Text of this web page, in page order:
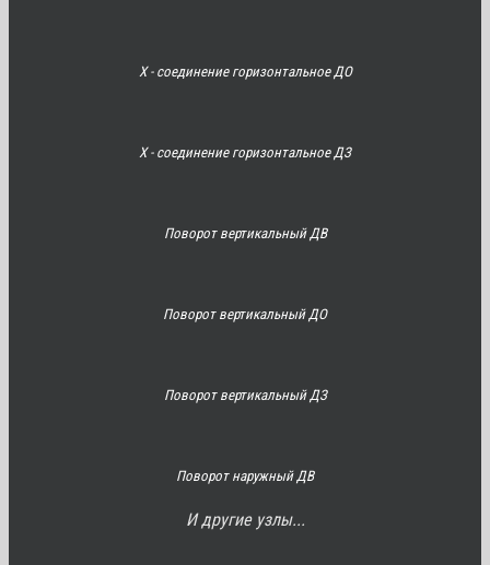
Х - соединение горизонтальное ДО
Х - соединение горизонтальное ДЗ
Поворот вертикальный ДВ
Поворот вертикальный ДО
Поворот вертикальный ДЗ
Поворот наружный ДВ
И другие узлы...